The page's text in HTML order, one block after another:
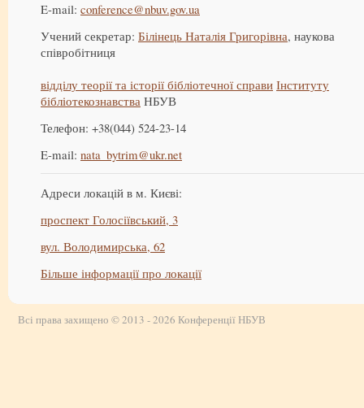
E-mail: conference@nbuv.gov.ua
Учений секретар: Білінець Наталія Григорівна, наукова
співробітниця
відділу теорії та історії бібліотечної справи Інституту
бібліотекознавства НБУВ
Телефон: +38(044) 524-23-14
E-mail: nata_bytrim@ukr.net
Адреси локацій в м. Києві:
проспект Голосіївський, 3
вул. Володимирська, 62
Більше інформації про локації
Всі права захищено © 2013 - 2026 Конференції НБУВ